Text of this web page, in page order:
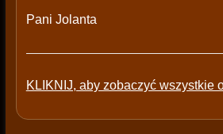
Pani Jolanta
KLIKNIJ, aby zobaczyć wszystkie